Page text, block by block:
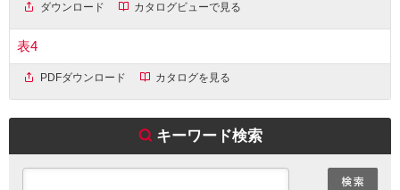
ダウンロード カタログビューで見る
表4
PDFダウンロード カタログを見る
キーワード検索